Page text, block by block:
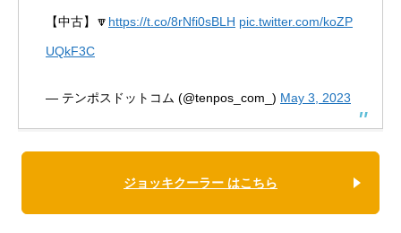
【中古】🔽 https://t.co/8rNfi0sBLH pic.twitter.com/koZP
UQkF3C
— テンポスドットコム (@tenpos_com_) May 3, 2023
ジョッキクーラー はこちら